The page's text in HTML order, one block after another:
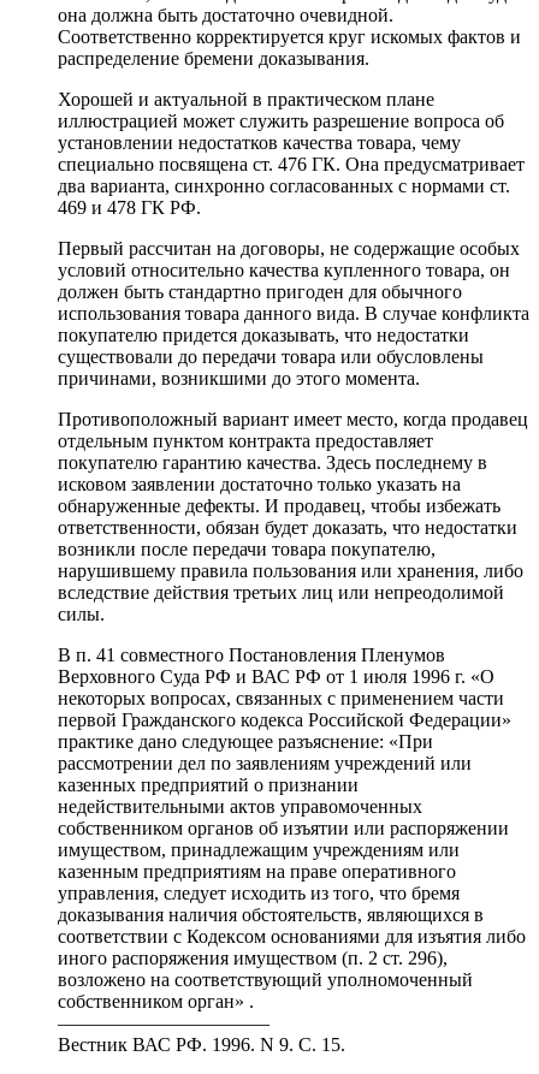
она должна быть достаточно очевидной.
Соответственно корректируется круг искомых фактов и
распределение бремени доказывания.
Хорошей и актуальной в практическом плане
иллюстрацией может служить разрешение вопроса об
установлении недостатков качества товара, чему
специально посвящена ст. 476 ГК. Она предусматривает
два варианта, синхронно согласованных с нормами ст.
469 и 478 ГК РФ.
Первый рассчитан на договоры, не содержащие особых
условий относительно качества купленного товара, он
должен быть стандартно пригоден для обычного
использования товара данного вида. В случае конфликта
покупателю придется доказывать, что недостатки
существовали до передачи товара или обусловлены
причинами, возникшими до этого момента.
Противоположный вариант имеет место, когда продавец
отдельным пунктом контракта предоставляет
покупателю гарантию качества. Здесь последнему в
исковом заявлении достаточно только указать на
обнаруженные дефекты. И продавец, чтобы избежать
ответственности, обязан будет доказать, что недостатки
возникли после передачи товара покупателю,
нарушившему правила пользования или хранения, либо
вследствие действия третьих лиц или непреодолимой
силы.
В п. 41 совместного Постановления Пленумов
Верховного Суда РФ и ВАС РФ от 1 июля 1996 г. «О
некоторых вопросах, связанных с применением части
первой Гражданского кодекса Российской Федерации»
практике дано следующее разъяснение: «При
рассмотрении дел по заявлениям учреждений или
казенных предприятий о признании
недействительными актов управомоченных
собственником органов об изъятии или распоряжении
имуществом, принадлежащим учреждениям или
казенным предприятиям на праве оперативного
управления, следует исходить из того, что бремя
доказывания наличия обстоятельств, являющихся в
соответствии с Кодексом основаниями для изъятия либо
иного распоряжения имуществом (п. 2 ст. 296),
возложено на соответствующий уполномоченный
собственником орган» .
———————————
Вестник ВАС РФ. 1996. N 9. С. 15.